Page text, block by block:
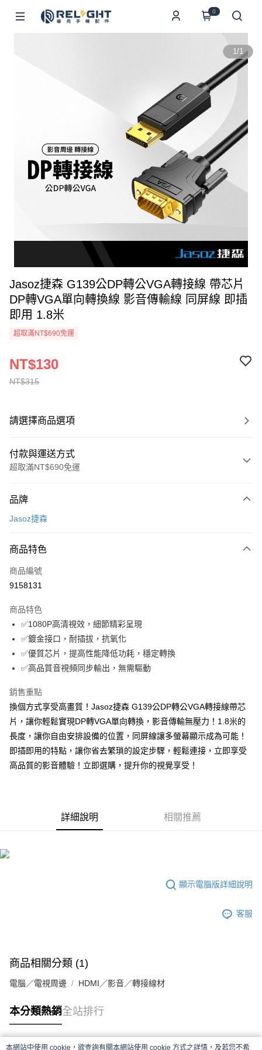
0
1/1
Jasoz捷森 G139公DP轉公VGA轉接線 帶芯片
DP轉VGA單向轉換線 影音傳輸線 同屏線 即插
即用 1.8米
超取滿NT$690免運
NT$315
NT$130
請選擇商品選項
付款與運送方式
超取滿NT$690免運
信用卡一次付款
LINE Pay
Apple Pay
悠遊付
ATM付款
運送方式
付款後全家取貨
每筆NT$65，滿NT$690(含以上)免運費
7-11取貨付款
每筆NT$65，滿NT$690(含以上)免運費
品牌
Jasoz捷森
商品特色
商品編號
9158131
商品特色
✅1080P高清視效，細節精彩呈現
✅鍍金接口，耐插拔，抗氧化
✅優質芯片，提高性能降低功耗，穩定轉換
✅高品質音視頻同步輸出，無需驅動
銷售重點
換個方式享受高畫質！Jasoz捷森 G139公DP轉公VGA轉接線帶芯
片，讓你輕鬆實現DP轉VGA單向轉換，影音傳輸無壓力！1.8米的
長度，讓你自由安排設備的位置，同屏線讓多螢幕顯示成為可能！
即插即用的特點，讓你省去繁瑣的設定步驟，輕鬆連接，立即享受
高品質的影音體驗！立即選購，提升你的視覺享受！
詳細說明 相關推薦
顯示電腦版詳細說明
客服
商品相關分類 (1)
電腦／電視周邊 HDMI／影音／轉接線材
本分類熱銷全站排行
本網站中使用 cookie，欲查詢有關本網站使用 cookie 方式之詳情，及若您不希